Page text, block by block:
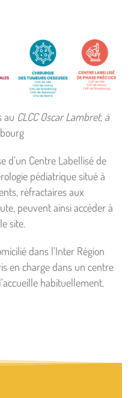
au CLCC Oscar Lambret, à
d’un Centre Labellisé de
pédiatrique situé à
réfractaires aux
peuvent ainsi accéder à
site.
dans l’Inter Région
en charge dans un centre
habituellement.